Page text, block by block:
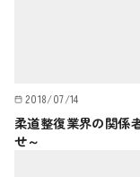
2018/07/14
柔道整復業界の関係
せ～